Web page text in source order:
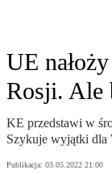
UE
Rosji. Ale
KE przedstawi w
Szykuje wyjątki dla
Publikacja: 03.05.2022 21:00